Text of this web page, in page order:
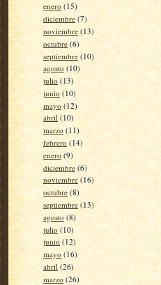
enero (15)
diciembre (7)
noviembre (13)
octubre (6)
septiembre (10)
agosto (10)
julio (13)
junio (10)
mayo (12)
abril (10)
marzo (11)
febrero (14)
enero (9)
diciembre (6)
noviembre (16)
octubre (8)
septiembre (13)
agosto (8)
julio (10)
junio (12)
mayo (16)
abril (26)
marzo (26)